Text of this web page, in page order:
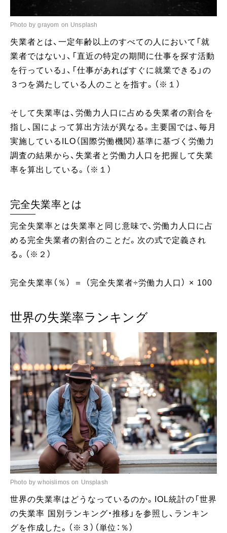
Photo by grayom on Unsplash
失業者とは、一定年齢以上のすべての人において「就
業者ではない」、「直近の特定の期間に仕事を探す活動
を行っている」、「仕事があればすぐに就業できる」の
３つを満たしている人のことを指す。（※１）
そして失業率は、労働力人口に占める失業者の割合を
指し、国によって算出方法が異なる。主要国では、毎月
実施しているILO（国際労働機関）基準に基づく労働力
調査の結果から、失業者と労働力人口を把握して失業
率を算出している。（※１）
完全失業率とは
完全失業率とは失業率と同じ意味で、労働力人口に占
める完全失業者の割合のことだ。次の式で定義され
る。（※２）
完全失業率（％） ＝ （完全失業者÷労働力人口） × 100
世界の失業率ランキング
Photo by whoislimos on Unsplash
世界の失業率はどうなっているのか。IOL統計の「世界
の失業率 国別ランキング・推移」を参照し、ランキン
グを作成した。（※３）（単位：％）